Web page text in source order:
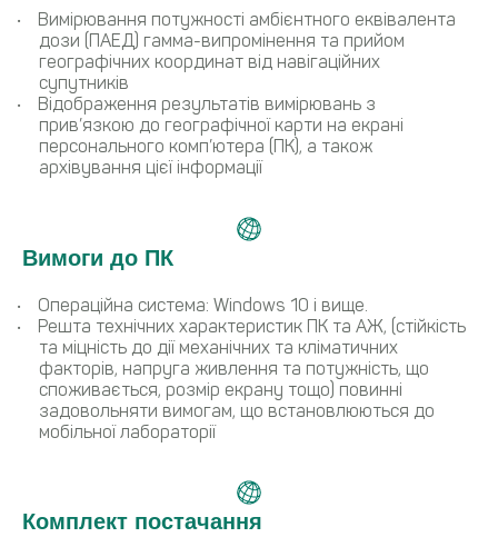
Вимірювання потужностi амбієнтного еквiвалента
дози (ПАЕД) гамма-випромінення та прийом
географічних координат від навігаційних
супутників
Відображення результатів вимірювань з
прив’язкою до географічної карти на екрані
персонального комп’ютера (ПК), а також
архівування цієї інформації
Вимоги до ПК
Операційна система: Windows 10 і вище.
Решта технічних характеристик ПК та АЖ, (стійкість
та міцність до дії механічних та кліматичних
факторів, напруга живлення та потужність, що
споживається, розмір екрану тощо) повинні
задовольняти вимогам, що встановлюються до
мобільної лабораторії
Комплект постачання